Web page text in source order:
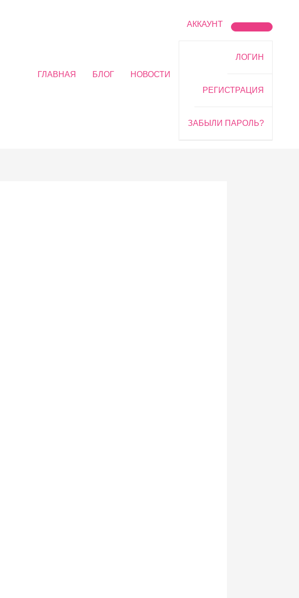
ГЛАВНАЯ БЛОГ НОВОСТИ
АККАУНТ
МЕНЮ
ЛОГИН
РЕГИСТРАЦИЯ
ЗАБЫЛИ ПАРОЛЬ?